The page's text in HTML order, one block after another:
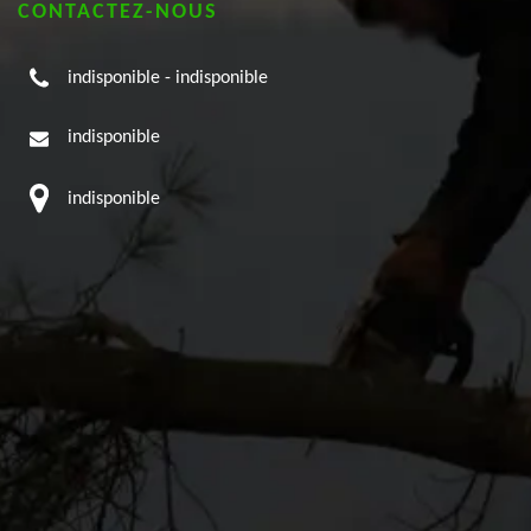
CONTACTEZ-NOUS
indisponible - indisponible
indisponible
indisponible